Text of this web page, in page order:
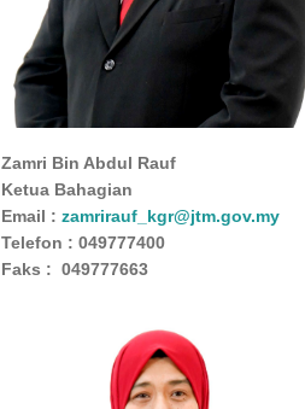
Zamri Bin Abdul Rauf
Ketua Bahagian
Email : zamrirauf_kgr@jtm.gov.my
Telefon : 049777400
Faks : 049777663